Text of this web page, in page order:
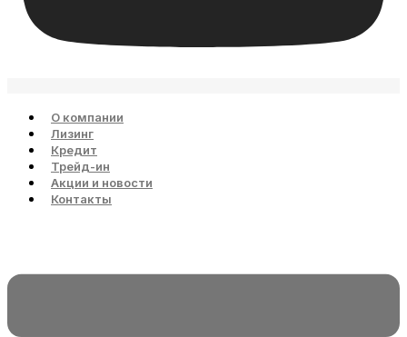
О компании
Лизинг
Кредит
Трейд-ин
Акции и новости
Контакты